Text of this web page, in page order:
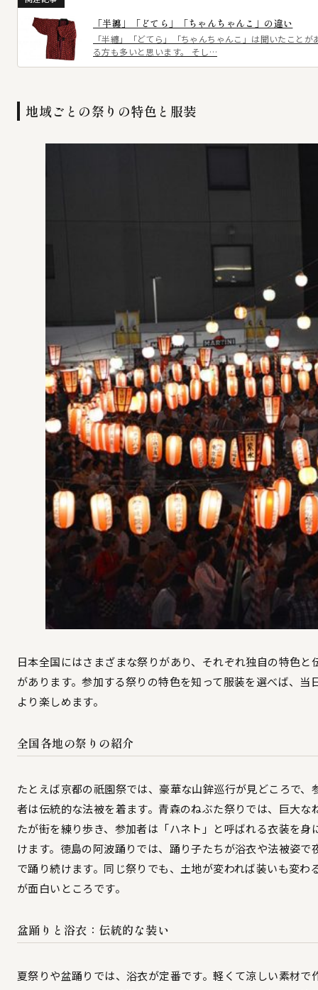
「半纏」「どてら」「ちゃんちゃんこ」の違い
「半纏」「どてら」「ちゃんちゃんこ」は聞いたことが
る方も多いと思います。 そし…
地域ごとの祭りの特色と服装
日本全国にはさまざまな祭りがあり、それぞれ独自の特色と
があります。参加する祭りの特色を知って服装を選べば、当
より楽しめます。
全国各地の祭りの紹介
たとえば京都の祇園祭では、豪華な山鉾巡行が見どころで、
者は伝統的な法被を着ます。青森のねぶた祭りでは、巨大な
たが街を練り歩き、参加者は「ハネト」と呼ばれる衣装を身
けます。徳島の阿波踊りでは、踊り子たちが浴衣や法被姿で
で踊り続けます。同じ祭りでも、土地が変われば装いも変わ
が面白いところです。
盆踊りと浴衣：伝統的な装い
夏祭りや盆踊りでは、浴衣が定番です。軽くて涼しい素材で